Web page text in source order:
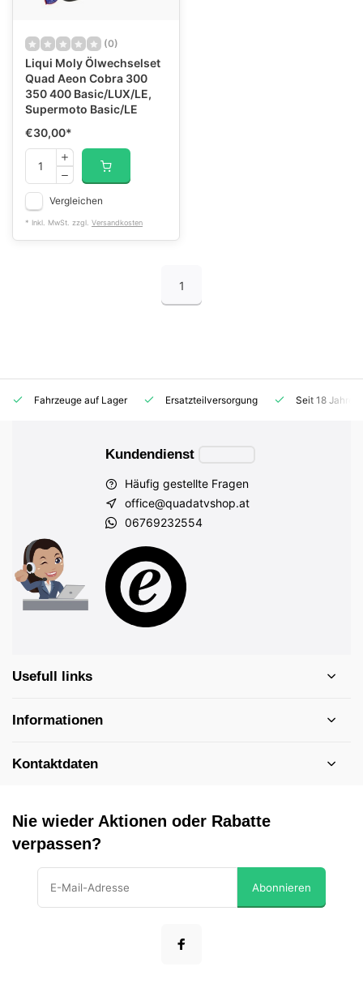
(0)
Liqui Moly Ölwechselset
Quad Aeon Cobra 300
350 400 Basic/LUX/LE,
Supermoto Basic/LE
€30,00*
Vergleichen
* Inkl. MwSt. zzgl. Versandkosten
1
Fahrzeuge auf Lager Ersatzteilversorgung Seit 18
Kundendienst
Häufig gestellte Fragen
office@quadatvshop.at
06769232554
Usefull links
Informationen
Kontaktdaten
Nie wieder Aktionen oder Rabatte
verpassen?
Abonnieren